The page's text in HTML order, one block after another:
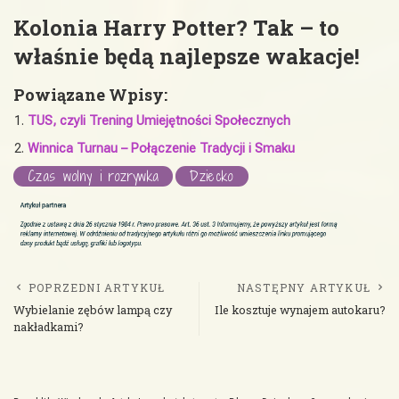
Kolonia Harry Potter? Tak – to
właśnie będą najlepsze wakacje!
Powiązane Wpisy:
TUS, czyli Trening Umiejętności Społecznych
Winnica Turnau – Połączenie Tradycji i Smaku
Czas wolny i rozrywka Dziecko
POPRZEDNI ARTYKUŁ
Wybielanie zębów lampą czy
nakładkami?
NASTĘPNY ARTYKUŁ
Ile kosztuje wynajem autokaru?